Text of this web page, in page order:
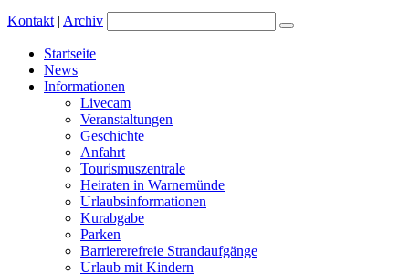
Kontakt | Archiv
Startseite
News
Informationen
Livecam
Veranstaltungen
Geschichte
Anfahrt
Tourismuszentrale
Heiraten in Warnemünde
Urlaubsinformationen
Kurabgabe
Parken
Barriererefreie Strandaufgänge
Urlaub mit Kindern